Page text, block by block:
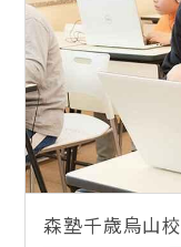
森塾千歳烏山校